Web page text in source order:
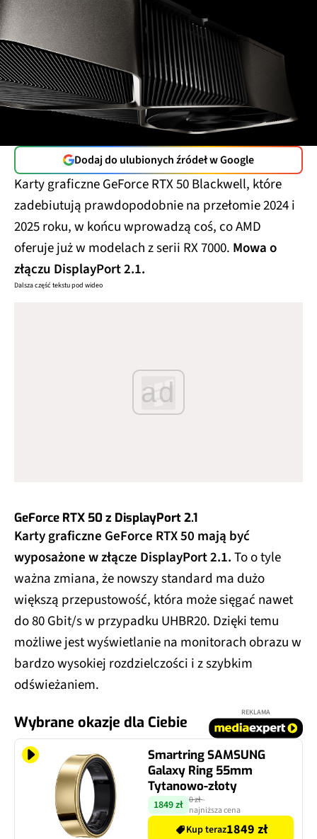
Dodaj do ulubionych źródeł w Google
Karty graficzne GeForce RTX 50 Blackwell, które
zadebiutują prawdopodobnie na przełomie 2024 i
2025 roku, w końcu wprowadzą coś, co AMD
oferuje już w modelach z serii RX 7000. Mowa o
złączu DisplayPort 2.1.
Dalsza część tekstu pod wideo
ad
GeForce RTX 50 z DisplayPort 2.1
Karty graficzne GeForce RTX 50 mają być
wyposażone w złącze DisplayPort 2.1.To o tyle
ważna zmiana, że nowszy standard ma dużo
większą przepustowość, która może sięgać nawet
do 80 Gbit/s w przypadku UHBR20. Dzięki temu
możliwe jest wyświetlanie na monitorach obrazu w
bardzo wysokiej rozdzielczości i z szybkim
odświeżaniem.
Wybrane okazje dla Ciebie
REKLAMA
Smartring SAMSUNG
Galaxy Ring 55mm
Tytanowo-złoty
1849 zł 0 zł-
najniższa cena
Kup teraz1849 zł